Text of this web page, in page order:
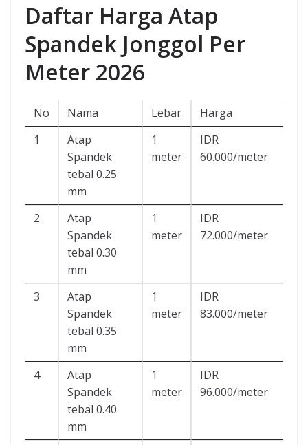
Daftar Harga Atap
Spandek Jonggol Per
Meter 2026
No Nama Lebar
Harga
1
Atap
Spandek
tebal 0.25
mm
1
meter
IDR
60.000/meter
2
Atap
Spandek
tebal 0.30
mm
1
meter
IDR
72.000/meter
3
Atap
Spandek
tebal 0.35
mm
1
meter
IDR
83.000/meter
4
Atap
Spandek
tebal 0.40
mm
1
meter
IDR
96.000/meter